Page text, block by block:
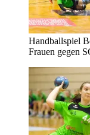
Handballspiel
Frauen gegen